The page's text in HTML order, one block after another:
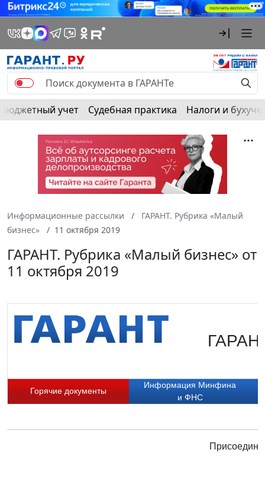
Бюджетный учет Судебная практика Налоги и
Информационные рассылки
ГАРАНТ. Рубрика «Малый
бизнес»
11 октября 2019
ГАРАНТ. Рубрика «Малый бизнес» от
11 октября 2019
Горячие документы
Информация Минфина
и ФНС